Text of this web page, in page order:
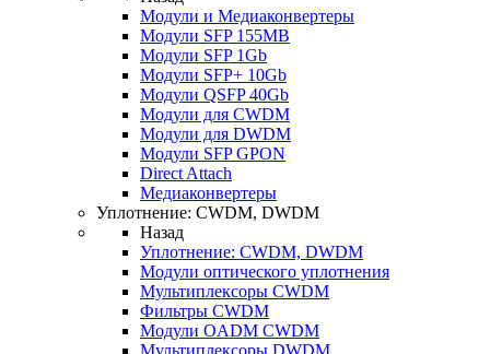
Модули и Медиаконвертеры
Модули SFP 155MB
Модули SFP 1Gb
Модули SFP+ 10Gb
Модули QSFP 40Gb
Модули для CWDM
Модули для DWDM
Модули SFP GPON
Direct Attach
Медиаконвертеры
Уплотнение: CWDM, DWDM
Назад
Уплотнение: CWDM, DWDM
Модули оптического уплотнения
Мультиплексоры CWDM
Фильтры CWDM
Модули OADM CWDM
Мультиплексоры DWDM